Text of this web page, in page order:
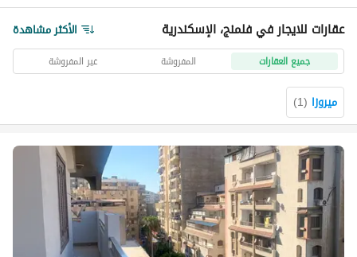
عقارات للايجار في فلمنج، الإسكندرية الأكثر مشاهدة
جميع العقارات المفروشة غير المفروشة
ميروزا (
1
)